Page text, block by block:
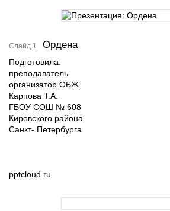
Слайд 1 Ордена
Подготовила:
преподаватель-
организатор ОБЖ
Карпова Т.А.
ГБОУ СОШ № 608
Кировского района
Санкт- Петербурга
pptcloud.ru